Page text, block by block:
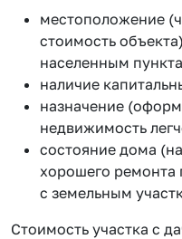
местоположение
стоимость
населенным
наличие
назначение
недвижимость
состояние дома
хорошего ремонта
с земельным
Стоимость участка с